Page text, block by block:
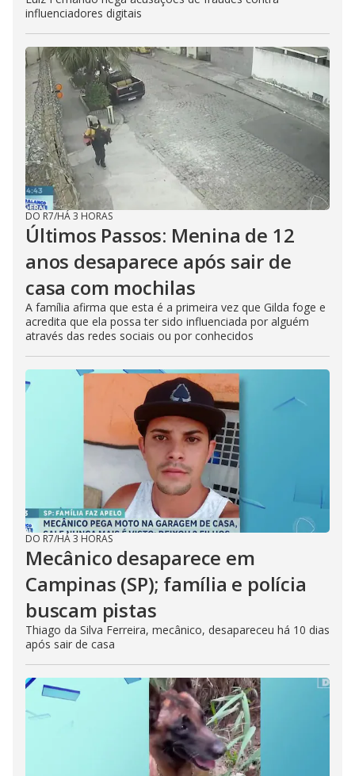
influenciadores digitais
DO R7/HÁ 3 HORAS
Últimos Passos: Menina de 12
anos desaparece após sair de
casa com mochilas
A família afirma que esta é a primeira vez que Gilda foge e
acredita que ela possa ter sido influenciada por alguém
através das redes sociais ou por conhecidos
DO R7/HÁ 3 HORAS
Mecânico desaparece em
Campinas (SP); família e polícia
buscam pistas
Thiago da Silva Ferreira, mecânico, desapareceu há 10 dias
após sair de casa